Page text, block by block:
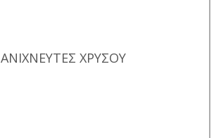
ΑΝΙΧΝΕΥΤΕΣ ΧΡΥΣΟΥ